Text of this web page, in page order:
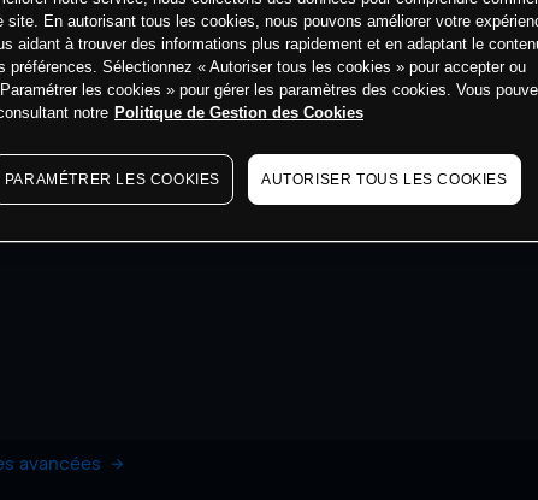
avancées
site. En autorisant tous les cookies, nous pouvons améliorer votre
aidant à trouver des informations plus rapidement et en adaptant le
préférences. Sélectionnez « Autoriser tous les cookies » pour accepter ou
les cookies » pour gérer les paramètres des cookies. Vous
notre Politique de Gestion des Cookies
PARAMÉTRER LES COOKIES AUTORISER TOUS LES COOKIES